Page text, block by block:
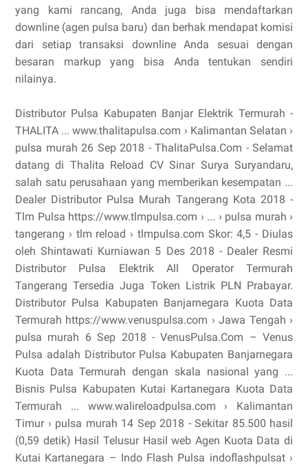
yang kami rancang, Anda juga bisa mendaftarkan
downline (agen pulsa baru) dan berhak mendapat komisi
dari setiap transaksi downline Anda sesuai dengan
besaran markup yang bisa Anda tentukan sendiri
nilainya.
Distributor Pulsa Kabupaten Banjar Elektrik Termurah -
THALITA ... www.thalitapulsa.com › Kalimantan Selatan ›
pulsa murah 26 Sep 2018 - ThalitaPulsa.Com - Selamat
datang di Thalita Reload CV Sinar Surya Suryandaru,
salah satu perusahaan yang memberikan kesempatan ...
Dealer Distributor Pulsa Murah Tangerang Kota 2018 -
Tlm Pulsa https://www.tlmpulsa.com › ... › pulsa murah ›
tangerang › tlm reload › tlmpulsa.com Skor: 4,5 - ‎Diulas
oleh Shintawati Kurniawan 5 Des 2018 - Dealer Resmi
Distributor Pulsa Elektrik All Operator Termurah
Tangerang Tersedia Juga Token Listrik PLN Prabayar.
Distributor Pulsa Kabupaten Banjarnegara Kuota Data
Termurah https://www.venuspulsa.com › Jawa Tengah ›
pulsa murah 6 Sep 2018 - VenusPulsa.Com – Venus
Pulsa adalah Distributor Pulsa Kabupaten Banjarnegara
Kuota Data Termurah dengan skala nasional yang ...
Bisnis Pulsa Kabupaten Kutai Kartanegara Kuota Data
Termurah ... www.walireloadpulsa.com › Kalimantan
Timur › pulsa murah 14 Sep 2018 - Sekitar 85.500 hasil
(0,59 detik) Hasil Telusur Hasil web Agen Kuota Data di
Kutai Kartanegara – Indo Flash Pulsa indoflashpulsat ›